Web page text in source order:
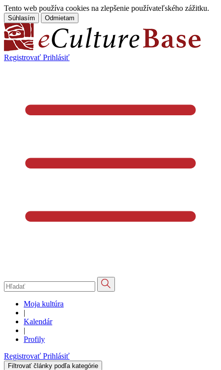
Tento web používa cookies na zlepšenie používateľského zážitku.
Súhlasím Odmietam
Registrovať Prihlásiť
Moja kultúra
|
Kalendár
|
Profily
Registrovať Prihlásiť
Filtrovať články podľa kategórie